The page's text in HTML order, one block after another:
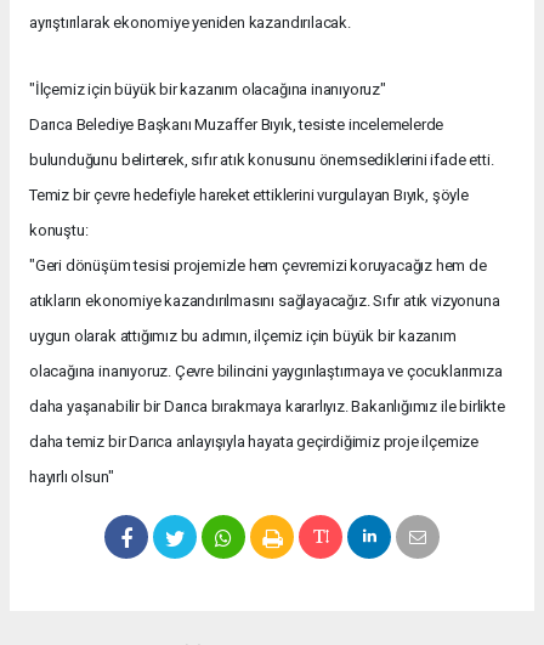
ayrıştırılarak ekonomiye yeniden kazandırılacak.
"İlçemiz için büyük bir kazanım olacağına inanıyoruz"
Darıca Belediye Başkanı Muzaffer Bıyık, tesiste incelemelerde
bulunduğunu belirterek, sıfır atık konusunu önemsediklerini ifade etti.
Temiz bir çevre hedefiyle hareket ettiklerini vurgulayan Bıyık, şöyle
konuştu:
"Geri dönüşüm tesisi projemizle hem çevremizi koruyacağız hem de
atıkların ekonomiye kazandırılmasını sağlayacağız. Sıfır atık vizyonuna
uygun olarak attığımız bu adımın, ilçemiz için büyük bir kazanım
olacağına inanıyoruz. Çevre bilincini yaygınlaştırmaya ve çocuklarımıza
daha yaşanabilir bir Darıca bırakmaya kararlıyız. Bakanlığımız ile birlikte
daha temiz bir Darıca anlayışıyla hayata geçirdiğimiz proje ilçemize
hayırlı olsun"